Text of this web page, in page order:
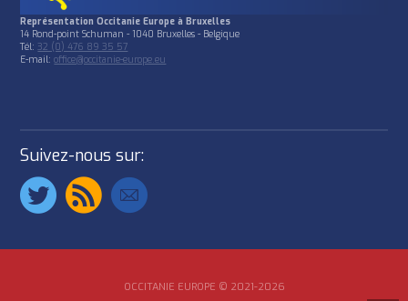
Représentation Occitanie Europe à Bruxelles
14 Rond-point Schuman - 1040 Bruxelles - Belgique
Tél:32 (0) 476 89 35 57
E-mail:office@occitanie-europe.eu
Suivez-nous sur:
OCCITANIE EUROPE © 2021-2026